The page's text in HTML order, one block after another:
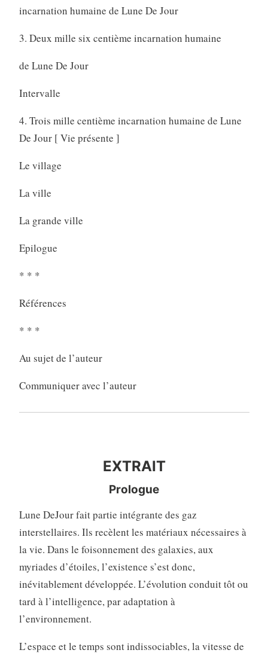
incarnation humaine de Lune De Jour
3. Deux mille six centième incarnation humaine
de Lune De Jour
Intervalle
4. Trois mille centième incarnation humaine de Lune
De Jour [ Vie présente ]
Le village
La ville
La grande ville
Epilogue
* * *
Références
* * *
Au sujet de l’auteur
Communiquer avec l’auteur
EXTRAIT
Prologue
Lune DeJour fait partie intégrante des gaz
interstellaires. Ils recèlent les matériaux nécessaires à
la vie. Dans le foisonnement des galaxies, aux
myriades d’étoiles, l’existence s’est donc,
inévitablement développée. L’évolution conduit tôt ou
tard à l’intelligence, par adaptation à
l’environnement.
L’espace et le temps sont indissociables, la vitesse de